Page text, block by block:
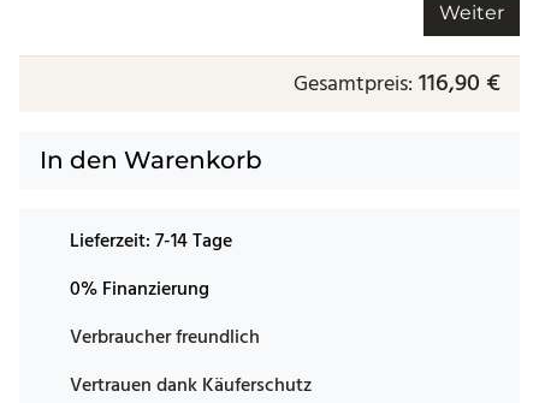
Weiter
Gesamtpreis: 116,90 €
In den Warenkorb
Lieferzeit:7-14 Tage
0% Finanzierung
Verbraucher freundlich
Vertrauen dank Käuferschutz